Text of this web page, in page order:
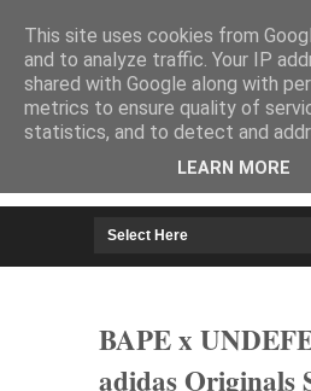
HOME
BAPE x
adidas Originals
This site uses cookies from
and to analyze traffic. Your IP
shared with Google along with
metrics to ensure quality of
statistics, and to detect and
LEARN MORE